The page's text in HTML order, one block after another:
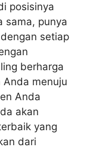
posisinya
sama, punya
setiap
berharga
menuju
Anda
akan
yang
dari